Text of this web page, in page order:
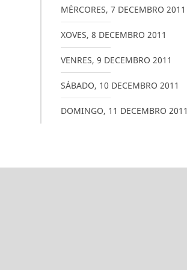
MÉRCORES, 7 DECEMBRO 2011
XOVES, 8 DECEMBRO 2011
VENRES, 9 DECEMBRO 2011
SÁBADO, 10 DECEMBRO 2011
DOMINGO, 11 DECEMBRO 2011